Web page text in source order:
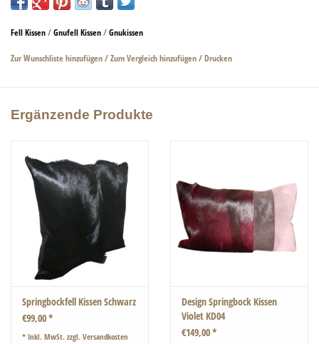
Ein einmaliges Design von Zebra-Zebra.
Wir verwenden immer hochwertige Materialien.
Ein absolutes unikat und Hingucker auf Ihrer Couch von Zebra-Zebra.
Abmessungen: 30 cm × 50 cm × 10 cm
Fell Kissen/Gnufell Kissen/Gnukissen
Zur Wunschliste hinzufügen/Zum Vergleich hinzufügen/Drucken
Ergänzende Produkte
Springbockfell Kissen Schwarz
€99,00 *
* Inkl. MwSt. zzgl. Versandkosten
Design Springbock Kissen
Violet KD04
€149,00 *